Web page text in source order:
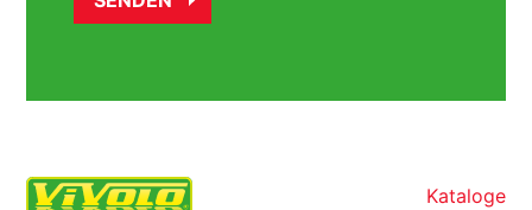
Kataloge